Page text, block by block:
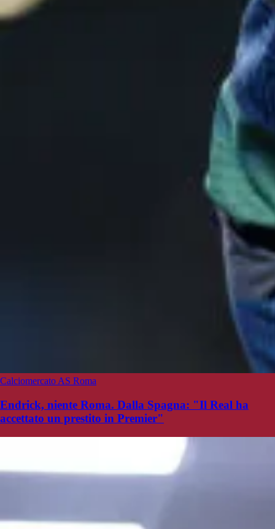
Calciomercato AS Roma
Endrick, niente Roma. Dalla Spagna: "Il Real ha
accettato un prestito in Premier"